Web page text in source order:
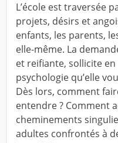
L’école est traversée
projets, désirs et
enfants, les parents,
elle-même. La
et reifiante, sollicite
psychologie qu’elle
Dès lors, comment
entendre ? Comment
cheminements
adultes confrontés à